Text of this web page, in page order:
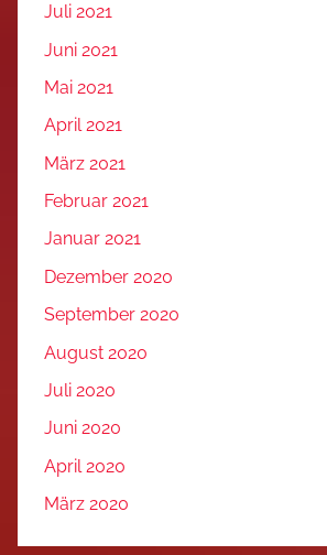
Juli 2021
Juni 2021
Mai 2021
April 2021
März 2021
Februar 2021
Januar 2021
Dezember 2020
September 2020
August 2020
Juli 2020
Juni 2020
April 2020
März 2020